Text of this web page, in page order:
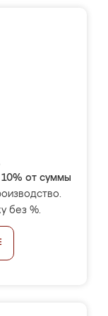
10% от суммы
без %.